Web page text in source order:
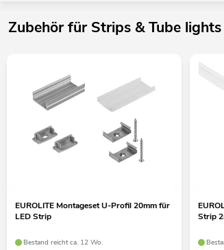
Zubehör für Strips & Tube lights
EUROLITE Montageset U-Profil 20mm für
LED Strip
Bestand reicht ca. 12 Wo.
Strip